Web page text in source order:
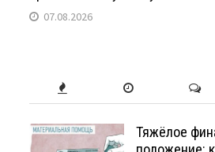
07.08.2026
Тяжёлое